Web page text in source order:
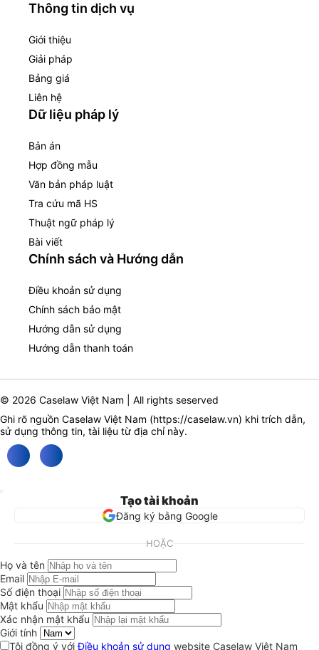
Thông tin dịch vụ
Giới thiệu
Giải pháp
Bảng giá
Liên hệ
Dữ liệu pháp lý
Bản án
Hợp đồng mẫu
Văn bản pháp luật
Tra cứu mã HS
Thuật ngữ pháp lý
Bài viết
Chính sách và Hướng dẫn
Điều khoản sử dụng
Chính sách bảo mật
Hướng dẫn sử dụng
Hướng dẫn thanh toán
© 2026 Caselaw Việt Nam | All rights seserved
Ghi rõ nguồn Caselaw Việt Nam (https://caselaw.vn) khi trích dẫn,
sử dụng thông tin, tài liệu từ địa chỉ này.
Tạo tài khoản
Đăng ký bằng Google
HOẶC
Họ và tên
Email
Số điện thoại
Mật khẩu
Xác nhận mật khẩu
Giới tính
Tôi đồng ý vớiĐiều khoản sử dụng website Caselaw Việt Nam